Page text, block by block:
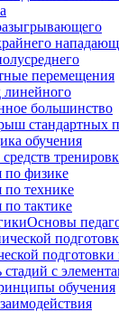
перемещения
большинство
стандартных
обучения
по физике
технике
тактике
Основы
подготовки
стадий с
обучения